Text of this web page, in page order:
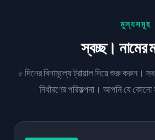
মূল্যসমূহ
স্বচ্ছ।
৮ দিনের বিনামূল্যে ট্রায়াল দিয়ে শুরু করুন।
নির্ধারণের পরিকল্পনা। আপনি যে